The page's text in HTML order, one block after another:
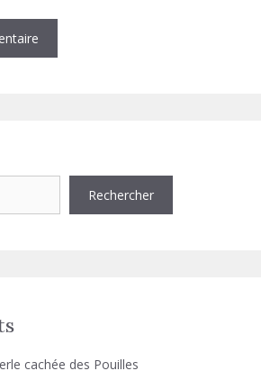
Rechercher
cachée des Pouilles